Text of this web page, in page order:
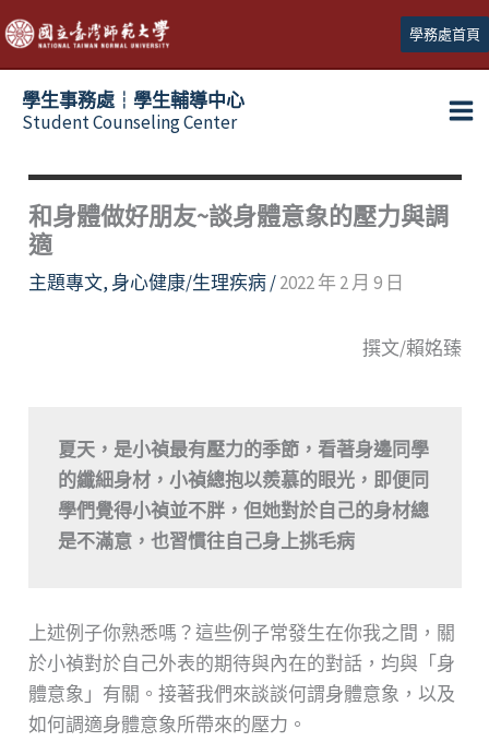
跳
至
主
學務處首頁
學生事務處┆學生輔導中心
Student Counseling Center
和身體做好朋友~談身體意象的壓力與調
適
主題專文, 身心健康/生理疾病/2022 年 2 月 9 日
撰文/賴姳臻
夏天，是小禎最有壓力的季節，看著身邊同學
的纖細身材，小禎總抱以羨慕的眼光，即便同
學們覺得小禎並不胖，但她對於自己的身材總
是不滿意，也習慣往自己身上挑毛病
上述例子你熟悉嗎？這些例子常發生在你我之間，關
於小禎對於自己外表的期待與內在的對話，均與「身
體意象」有關。接著我們來談談何謂身體意象，以及
如何調適身體意象所帶來的壓力。